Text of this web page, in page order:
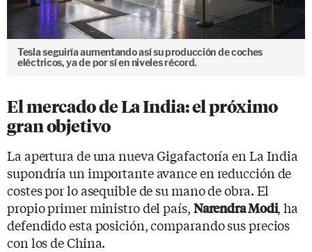
Tesla seguiría aumentando así su producción de coches
eléctricos, ya de por sí en niveles récord.
El mercado de La India: el próximo
gran objetivo
La apertura de una nueva Gigafactoría en La India
supondría un importante avance en reducción de
costes por lo asequible de su mano de obra. El
propio primer ministro del país, Narendra Modi, ha
defendido esta posición, comparando sus precios
con los de China.